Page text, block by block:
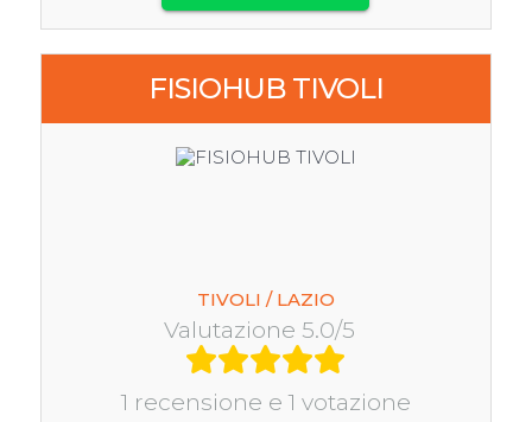
FISIOHUB TIVOLI
TIVOLI / LAZIO
Valutazione 5.0/5
1 recensione e 1 votazione